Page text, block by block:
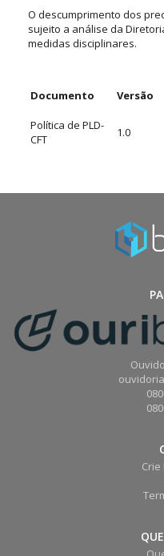
O descumprimento dos
sujeito a análise da
medidas disciplinares.
Documento Versão
Política de PLD-
CFT
1.0
Crie